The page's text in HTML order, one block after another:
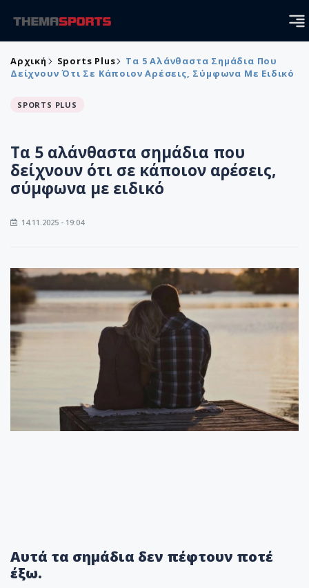
Αρχική Sports Plus
Τα 5 Αλάνθαστα Σημάδια Που
Δείχνουν Ότι Σε Κάποιον Αρέσεις, Σύμφωνα Με Ειδικό
SPORTS PLUS
Τα 5 αλάνθαστα σημάδια που
δείχνουν ότι σε κάποιον αρέσεις,
σύμφωνα με ειδικό
14.11.2025 - 19:04
Αυτά τα σημάδια δεν πέφτουν ποτέ
έξω.